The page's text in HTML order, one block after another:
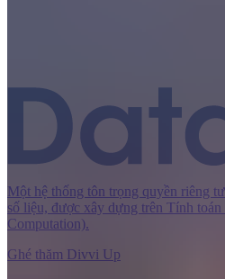
Một hệ thống tôn trọng quyền riêng
số liệu, được xây dựng trên Tính
Computation).
Ghé thăm Divvi Up